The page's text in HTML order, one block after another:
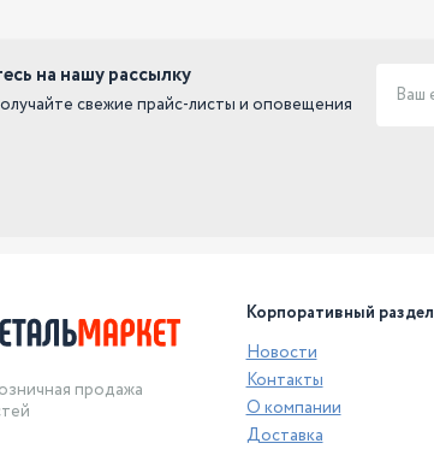
на нашу рассылку
свежие прайс-листы и оповещения
продажа
Корпоративный раздел
Новости
Контакты
О компании
Доставка